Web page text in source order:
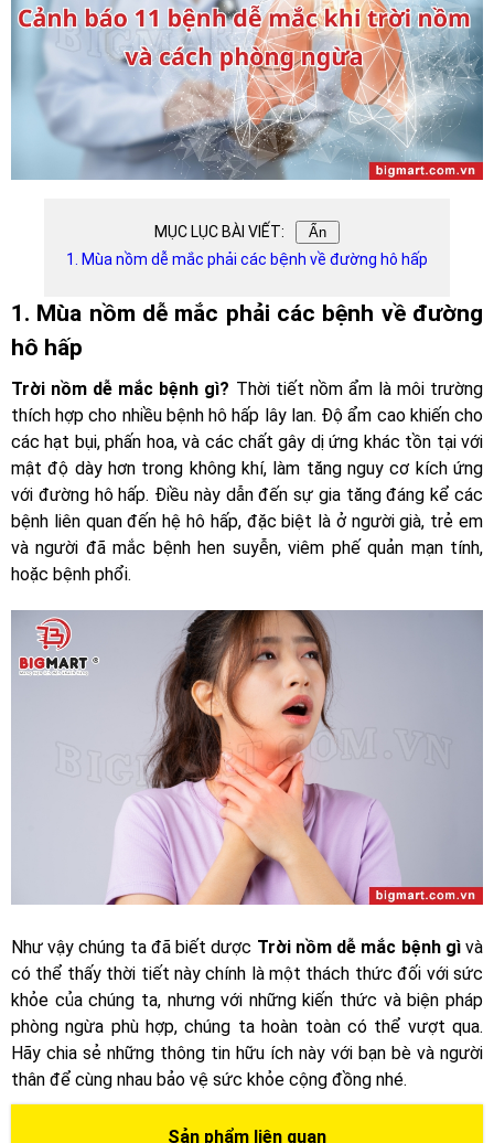
MỤC LỤC BÀI VIẾT: Ẩn
1. Mùa nồm dễ mắc phải các bệnh về đường hô hấp
1. Mùa nồm dễ mắc phải các bệnh về đường
hô hấp
Trời nồm dễ mắc bệnh gì? Thời tiết nồm ẩm là môi trường
thích hợp cho nhiều bệnh hô hấp lây lan. Độ ẩm cao khiến cho
các hạt bụi, phấn hoa, và các chất gây dị ứng khác tồn tại với
mật độ dày hơn trong không khí, làm tăng nguy cơ kích ứng
với đường hô hấp. Điều này dẫn đến sự gia tăng đáng kể các
bệnh liên quan đến hệ hô hấp, đặc biệt là ở người già, trẻ em
và người đã mắc bệnh hen suyễn, viêm phế quản mạn tính,
hoặc bệnh phổi.
Như vậy chúng ta đã biết dược Trời nồm dễ mắc bệnh gìvà
có thể thấy thời tiết này chính là một thách thức đối với sức
khỏe của chúng ta, nhưng với những kiến thức và biện pháp
phòng ngừa phù hợp, chúng ta hoàn toàn có thể vượt qua.
Hãy chia sẻ những thông tin hữu ích này với bạn bè và người
thân để cùng nhau bảo vệ sức khỏe cộng đồng nhé.
Sản phẩm liên quan